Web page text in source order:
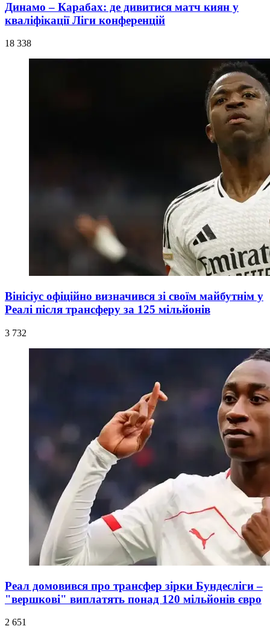
Динамо – Карабах: де дивитися матч киян у
кваліфікації Ліги конференцій
18 338
Вінісіус офіційно визначився зі своїм майбутнім у
Реалі після трансферу за 125 мільйонів
3 732
Реал домовився про трансфер зірки Бундесліги –
"вершкові" виплатять понад 120 мільйонів євро
2 651